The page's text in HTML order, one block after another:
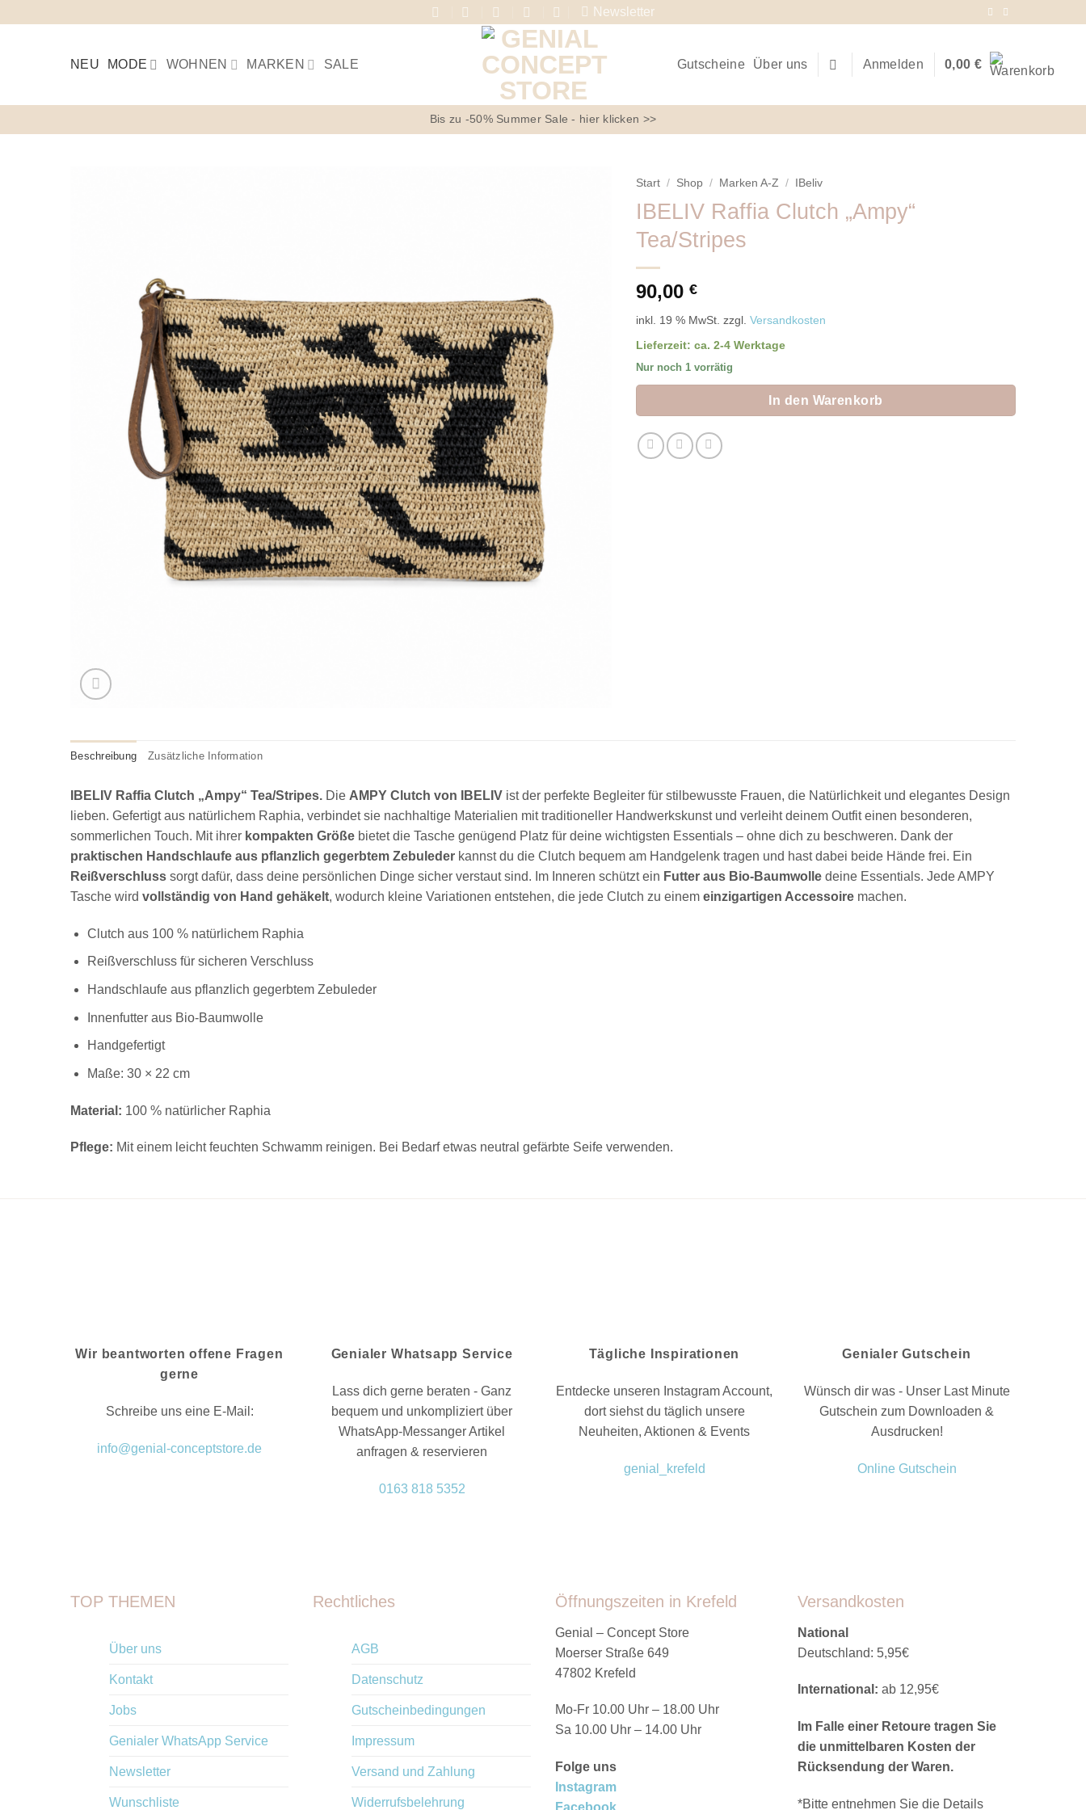
Newsletter
NEU MODE WOHNEN MARKEN SALE Gutscheine Über uns Anmelden 0,00 €
Bis zu -50% Summer Sale - hier klicken >>
Start / Shop / Marken A-Z / IBeliv
IBELIV Raffia Clutch „Ampy“
Tea/Stripes
90,00 €
inkl. 19 % MwSt. zzgl. Versandkosten
Lieferzeit: ca. 2-4 Werktage
Nur noch 1 vorrätig
In den Warenkorb
Beschreibung Zusätzliche Information
IBELIV Raffia Clutch „Ampy“ Tea/Stripes. Die AMPY Clutch von IBELIV ist der perfekte Begleiter für stilbewusste Frauen, die Natürlichkeit und elegantes Design
lieben. Gefertigt aus natürlichem Raphia, verbindet sie nachhaltige Materialien mit traditioneller Handwerkskunst und verleiht deinem Outfit einen besonderen,
sommerlichen Touch. Mit ihrer kompakten Größe bietet die Tasche genügend Platz für deine wichtigsten Essentials – ohne dich zu beschweren. Dank der
praktischen Handschlaufe aus pflanzlich gegerbtem Zebuleder kannst du die Clutch bequem am Handgelenk tragen und hast dabei beide Hände frei. Ein
Reißverschluss sorgt dafür, dass deine persönlichen Dinge sicher verstaut sind. Im Inneren schützt ein Futter aus Bio-Baumwolle deine Essentials. Jede AMPY
Tasche wird vollständig von Hand gehäkelt, wodurch kleine Variationen entstehen, die jede Clutch zu einem einzigartigen Accessoire machen.
Clutch aus 100 % natürlichem Raphia
Reißverschluss für sicheren Verschluss
Handschlaufe aus pflanzlich gegerbtem Zebuleder
Innenfutter aus Bio-Baumwolle
Handgefertigt
Maße: 30 × 22 cm
Material: 100 % natürlicher Raphia
Pflege: Mit einem leicht feuchten Schwamm reinigen. Bei Bedarf etwas neutral gefärbte Seife verwenden.
Wir beantworten offene Fragen
gerne
Schreibe uns eine E-Mail:
info@genial-conceptstore.de
Genialer Whatsapp Service
Lass dich gerne beraten - Ganz
bequem und unkompliziert über
WhatsApp-Messanger Artikel
anfragen & reservieren
0163 818 5352
Tägliche Inspirationen
Entdecke unseren Instagram Account,
dort siehst du täglich unsere
Neuheiten, Aktionen & Events
genial_krefeld
Genialer Gutschein
Wünsch dir was - Unser Last Minute
Gutschein zum Downloaden &
Ausdrucken!
Online Gutschein
TOP THEMEN
Über uns
Kontakt
Jobs
Genialer WhatsApp Service
Newsletter
Wunschliste
Rechtliches
AGB
Datenschutz
Gutscheinbedingungen
Impressum
Versand und Zahlung
Widerrufsbelehrung
Öffnungszeiten in Krefeld
Genial – Concept Store
Moerser Straße 649
47802 Krefeld
Mo-Fr 10.00 Uhr – 18.00 Uhr
Sa 10.00 Uhr – 14.00 Uhr
Folge uns
Instagram
Versandkosten
National
Deutschland: 5,95€
International: ab 12,95€
Im Falle einer Retoure tragen Sie
die unmittelbaren Kosten der
Rücksendung der Waren.
*Bitte entnehmen Sie die Details